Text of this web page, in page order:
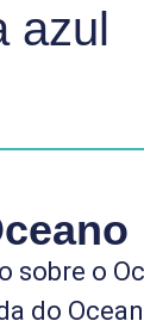
azul
sobre o
do